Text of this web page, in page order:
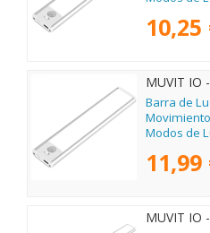
10,25
MUVIT IO
Barra de
Modos de
11,99
MUVIT IO